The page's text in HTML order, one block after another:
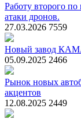
Работу второго
атаки дронов.
27.03.2026 7559
Новый завод
05.09.2025 2466
Рынок новых
акцентов
12.08.2025 2449